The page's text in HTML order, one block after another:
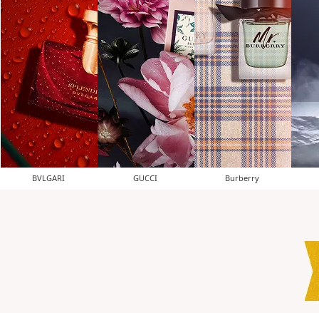
BVLGARI GUCCI Burberry